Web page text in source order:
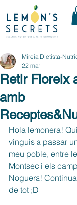
Retir Floreix
amb
Mireia Dietista-
22 mar
Hola lemonera!
vinguis a passar
meu poble, entre
Montsec i els
Noguera!
de tot ;D